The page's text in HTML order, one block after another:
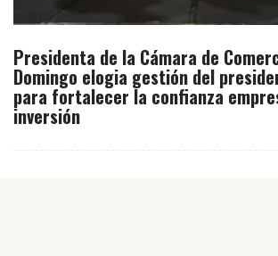
Presidenta de la Cámara de
Domingo elogia gestión del
para fortalecer la confianza
inversión